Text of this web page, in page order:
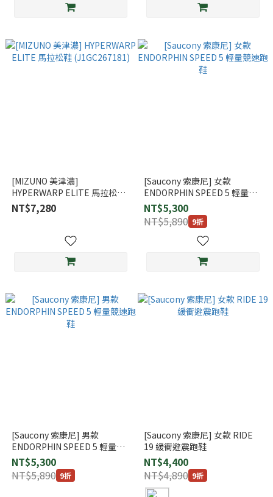
[MIZUNO 美津濃]
HYPERWARP ELITE 馬拉松鞋
(J1GC267181)
NT$7,280
[Saucony 索康尼] 女款
ENDORPHIN SPEED 5 輕量競
速跑鞋
NT$5,300
NT$5,890 9折
[Saucony 索康尼] 男款
ENDORPHIN SPEED 5 輕量競
速跑鞋
NT$5,300
NT$5,890 9折
[Saucony 索康尼] 女款 RIDE
19 緩衝避震跑鞋
NT$4,400
NT$4,890 9折